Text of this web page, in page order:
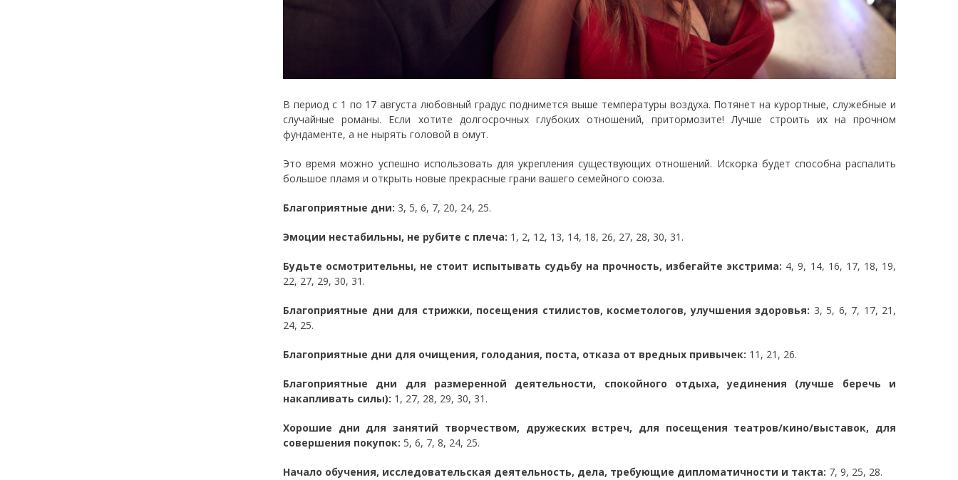
В период с 1 по 17 августа любовный градус поднимется выше температуры воздуха. Потянет на курортные, служебные и
случайные романы. Если хотите долгосрочных глубоких отношений, притормозите! Лучше строить их на прочном
фундаменте, а не нырять головой в омут.
Это время можно успешно использовать для укрепления существующих отношений. Искорка будет способна распалить
большое пламя и открыть новые прекрасные грани вашего семейного союза.
Благоприятные дни: 3, 5, 6, 7, 20, 24, 25.
Эмоции нестабильны, не рубите с плеча: 1, 2, 12, 13, 14, 18, 26, 27, 28, 30, 31.
Будьте осмотрительны, не стоит испытывать судьбу на прочность, избегайте экстрима: 4, 9, 14, 16, 17, 18, 19,
22, 27, 29, 30, 31.
Благоприятные дни для стрижки, посещения стилистов, косметологов, улучшения здоровья: 3, 5, 6, 7, 17, 21,
24, 25.
Благоприятные дни для очищения, голодания, поста, отказа от вредных привычек: 11, 21, 26.
Благоприятные дни для размеренной деятельности, спокойного отдыха, уединения (лучше беречь и
накапливать силы): 1, 27, 28, 29, 30, 31.
Хорошие дни для занятий творчеством, дружеских встреч, для посещения театров/кино/выставок, для
совершения покупок: 5, 6, 7, 8, 24, 25.
Начало обучения, исследовательская деятельность, дела, требующие дипломатичности и такта: 7, 9, 25, 28.